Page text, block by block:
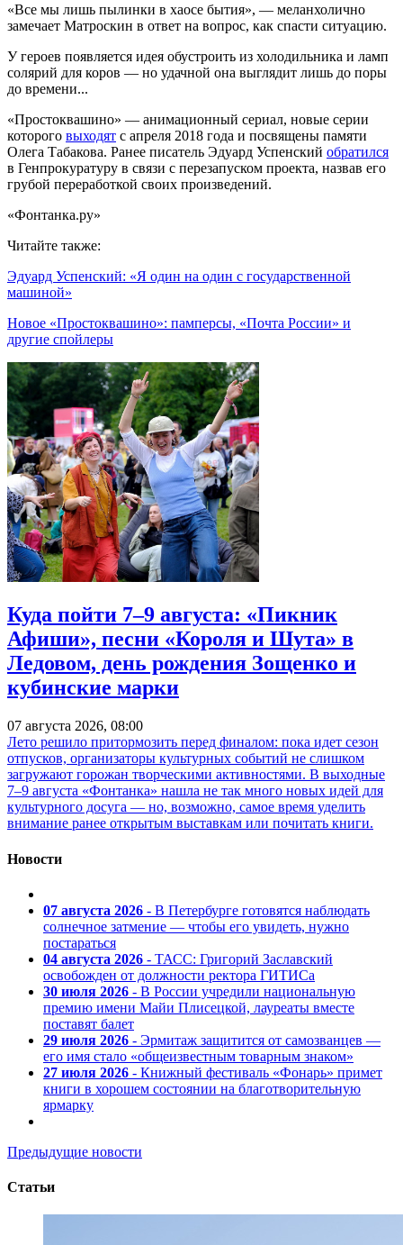
«Все мы лишь пылинки в хаосе бытия», — меланхолично
замечает Матроскин в ответ на вопрос, как спасти ситуацию.
У героев появляется идея обустроить из холодильника и ламп
солярий для коров — но удачной она выглядит лишь до поры
до времени...
«Простоквашино» — анимационный сериал, новые серии
которого выходят с апреля 2018 года и посвящены памяти
Олега Табакова. Ранее писатель Эдуард Успенский обратился
в Генпрокуратуру в связи с перезапуском проекта, назвав его
грубой переработкой своих произведений.
«Фонтанка.ру»
Читайте также:
Эдуард Успенский: «Я один на один с государственной
машиной»
Новое «Простоквашино»: памперсы, «Почта России» и
другие спойлеры
Куда пойти 7–9 августа: «Пикник
Афиши», песни «Короля и Шута» в
Ледовом, день рождения Зощенко и
кубинские марки
07 августа 2026, 08:00
Лето решило притормозить перед финалом: пока идет сезон
отпусков, организаторы культурных событий не слишком
загружают горожан творческими активностями. В выходные
7–9 августа «Фонтанка» нашла не так много новых идей для
культурного досуга — но, возможно, самое время уделить
внимание ранее открытым выставкам или почитать книги.
Новости
07 августа 2026 - В Петербурге готовятся наблюдать
солнечное затмение — чтобы его увидеть, нужно
постараться
04 августа 2026 - ТАСС: Григорий Заславский
освобожден от должности ректора ГИТИСа
30 июля 2026 - В России учредили национальную
премию имени Майи Плисецкой, лауреаты вместе
поставят балет
29 июля 2026 - Эрмитаж защитится от самозванцев —
его имя стало «общеизвестным товарным знаком»
27 июля 2026 - Книжный фестиваль «Фонарь» примет
книги в хорошем состоянии на благотворительную
ярмарку
Предыдущие новости
Статьи